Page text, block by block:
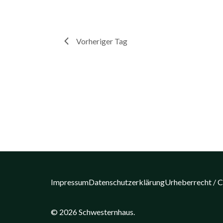
Vorheriger Tag
ImpressumDatenschutzerklärungUrheberrecht /
© 2026 Schwesternhaus.